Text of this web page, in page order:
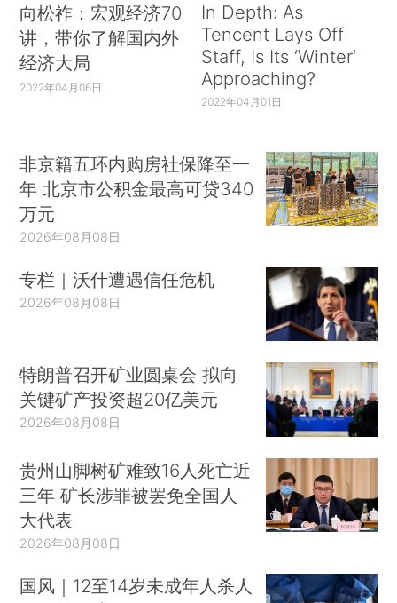
向松祚：宏观经济70
讲，带你了解国内外
经济大局
2022年04月06日
In Depth: As
Tencent Lays Off
Staff, Is Its ‘Winter’
Approaching?
2022年04月01日
非京籍五环内购房社保降至一
年 北京市公积金最高可贷340
万元
2026年08月08日
专栏｜沃什遭遇信任危机
2026年08月08日
特朗普召开矿业圆桌会 拟向
关键矿产投资超20亿美元
2026年08月08日
贵州山脚树矿难致16人死亡近
三年 矿长涉罪被罢免全国人
大代表
2026年08月08日
国风｜12至14岁未成年人杀人